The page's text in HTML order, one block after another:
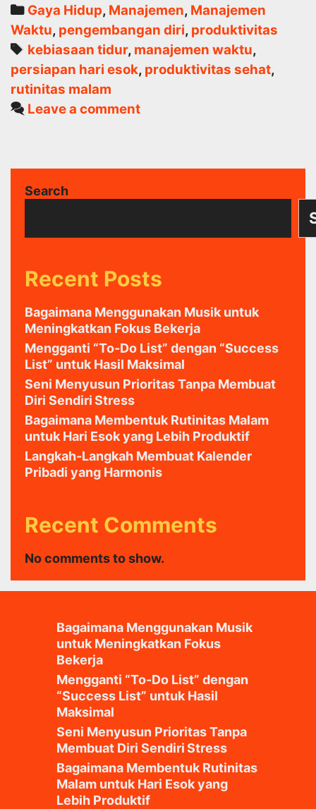
Malam
untuk
Hari
Esok
yang
Lebih
Categories
Gaya Hidup, Manajemen, Manajemen
Waktu, pengembangan diri, produktivitas
Tags
kebiasaan tidur, manajemen waktu,
persiapan hari esok, produktivitas sehat,
rutinitas malam
Leave a comment
Search
Recent Posts
Bagaimana Menggunakan Musik untuk
Meningkatkan Fokus Bekerja
Mengganti “To-Do List” dengan “Success
List” untuk Hasil Maksimal
Seni Menyusun Prioritas Tanpa Membuat
Diri Sendiri Stress
Bagaimana Membentuk Rutinitas Malam
untuk Hari Esok yang Lebih Produktif
Langkah-Langkah Membuat Kalender
Pribadi yang Harmonis
Recent Comments
No comments to show.
Bagaimana Menggunakan Musik
untuk Meningkatkan Fokus
Bekerja
Mengganti “To-Do List” dengan
“Success List” untuk Hasil
Maksimal
Seni Menyusun Prioritas Tanpa
Membuat Diri Sendiri Stress
Bagaimana Membentuk Rutinitas
Malam untuk Hari Esok yang
Lebih Produktif